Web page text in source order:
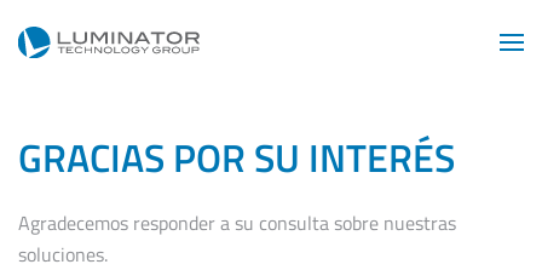
Skip to main content
GRACIAS POR SU INTERÉS
Agradecemos responder a su consulta sobre nuestras
soluciones.